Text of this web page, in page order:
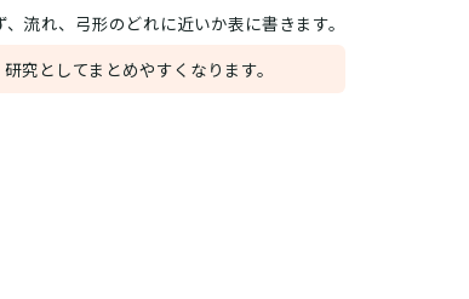
流れ、弓形のどれに近いか表に書きます。
究としてまとめやすくなります。